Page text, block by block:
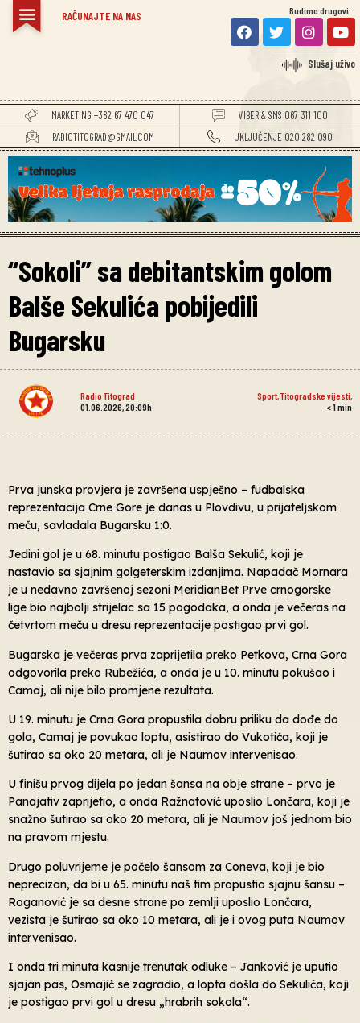
RAČUNAJTE NA NAS Budimo drugovi:
Slušaj uživo
MARKETING +382 67 470 047
VIBER & SMS 067 311 100
RADIOTITOGRAD@GMAIL.COM
UKLJUČENJE 020 282 090
“Sokoli” sa debitantskim golom
Balše Sekulića pobijedili
Bugarsku
Radio Titograd Sport, Titogradske vijesti,
01.06.2026, 20:09h
< 1 min
Prva junska provjera je završena uspješno – fudbalska
reprezentacija Crne Gore je danas u Plovdivu, u prijateljskom
meču, savladala Bugarsku 1:0.
Jedini gol je u 68. minutu postigao Balša Sekulić, koji je
nastavio sa sjajnim golgeterskim izdanjima. Napadač Mornara
je u nedavno završenoj sezoni MeridianBet Prve crnogorske
lige bio najbolji strijelac sa 15 pogodaka, a onda je večeras na
četvrtom meču u dresu reprezentacije postigao prvi gol.
Bugarska je večeras prva zaprijetila preko Petkova, Crna Gora
odgovorila preko Rubežića, a onda je u 10. minutu pokušao i
Camaj, ali nije bilo promjene rezultata.
U 19. minutu je Crna Gora propustila dobru priliku da dođe do
gola, Camaj je povukao loptu, asistirao do Vukotića, koji je
šutirao sa oko 20 metara, ali je Naumov intervenisao.
U finišu prvog dijela po jedan šansa na obje strane – prvo je
Panajativ zaprijetio, a onda Ražnatović uposlio Lončara, koji je
snažno šutirao sa oko 20 metara, ali je Naumov još jednom bio
na pravom mjestu.
Drugo poluvrijeme je počelo šansom za Coneva, koji je bio
neprecizan, da bi u 65. minutu naš tim propustio sjajnu šansu –
Roganović je sa desne strane po zemlji uposlio Lončara,
vezista je šutirao sa oko 10 metara, ali je i ovog puta Naumov
intervenisao.
I onda tri minuta kasnije trenutak odluke – Janković je uputio
sjajan pas, Osmajić se zagradio, a lopta došla do Sekulića, koji
je postigao prvi gol u dresu „hrabrih sokola“.